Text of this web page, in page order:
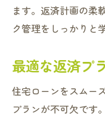
ます。返済計画の柔
ク管理をしっかりと
最適な返済プ
住宅ローンをスムー
プランが不可欠です